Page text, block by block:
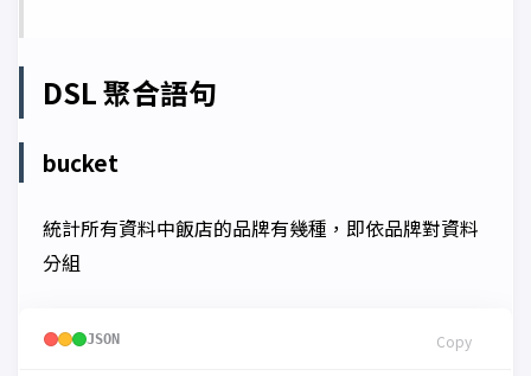
DSL 聚合語句
bucket
統計所有資料中飯店的品牌有幾種，即依品牌對資料
分組
JSON Copy